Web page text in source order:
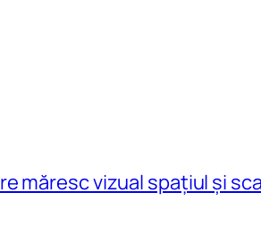
măresc vizual spațiul și